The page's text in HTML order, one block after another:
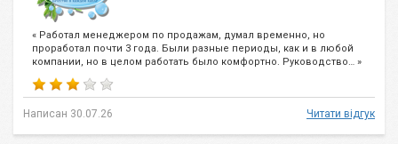
« Работал менеджером по продажам, думал временно, но
проработал почти 3 года. Были разные периоды, как и в любой
компании, но в целом работать было комфортно. Руководство… »
Написан 30.07.26 Читати відгук